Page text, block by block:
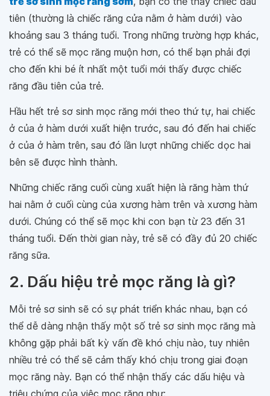
tiên (thường là chiếc răng cửa nằm ở hàm dưới) vào
khoảng sau 3 tháng tuổi. Trong những trường hợp khác,
trẻ có thể sẽ mọc răng muộn hơn, có thể bạn phải đợi
cho đến khi bé ít nhất một tuổi mới thấy được chiếc
răng đầu tiên của trẻ.
Hầu hết trẻ sơ sinh mọc răng mới theo thứ tự, hai chiếc
ở của ở hàm dưới xuất hiện trước, sau đó đến hai chiếc
ở của ở hàm trên, sau đó lần lượt những chiếc dọc hai
bên sẽ được hình thành.
Những chiếc răng cuối cùng xuất hiện là răng hàm thứ
hai nằm ở cuối cùng của xương hàm trên và xương hàm
dưới. Chúng có thể sẽ mọc khi con bạn từ 23 đến 31
tháng tuổi. Đến thời gian này, trẻ sẽ có đầy đủ 20 chiếc
răng sữa.
2. Dấu hiệu trẻ mọc răng là gì?
Mỗi trẻ sơ sinh sẽ có sự phát triển khác nhau, bạn có
thể dễ dàng nhận thấy một số trẻ sơ sinh mọc răng mà
không gặp phải bất kỳ vấn đề khó chịu nào, tuy nhiên
nhiều trẻ có thể sẽ cảm thấy khó chịu trong giai đoạn
mọc răng này. Bạn có thể nhận thấy các dấu hiệu và
triệu chứng của việc mọc răng như: